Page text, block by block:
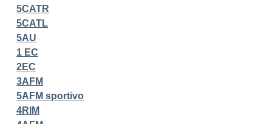
5CATR
5CATL
5AU
1 EC
2EC
3AFM
5AFM sportivo
4RIM